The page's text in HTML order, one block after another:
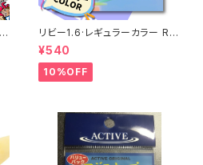
リビー1.6·レギュラーカラー RiB
ee 【キーパーライン】
¥540
10%OFF